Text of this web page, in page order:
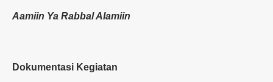
Aamiin Ya Rabbal Alamiin
Dokumentasi Kegiatan